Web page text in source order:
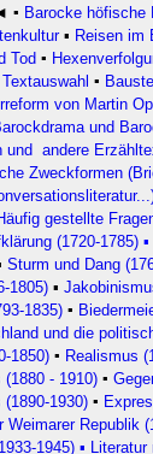
▪ Barocke höfische
▪ Reisen im
Tod ▪
▪
von Martin
und
und andere
Zweckformen
gestellte
(1720-1785) ▪
Sturm und Dang
1805) ▪
1835) ▪
und die
1850) ▪ Realismus
(1880 - 1910) ▪
(1890-1930) ▪
Weimarer Republik
1945) ▪ Literatur